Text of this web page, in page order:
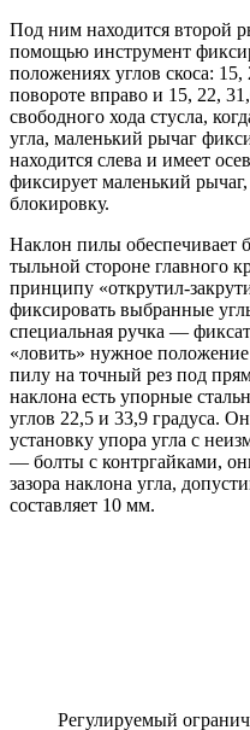
Под ним находится второй
помощью инструмент
положениях углов скоса:
повороте вправо и 15, 22,
свободного хода стусла,
угла, маленький рычаг
находится слева и имеет
фиксирует маленький
блокировку.
Наклон пилы обеспечивает
тыльной стороне главного
принципу «открутил-
фиксировать выбранные
специальная ручка —
«ловить» нужное
пилу на точный рез под
наклона есть упорные
углов 22,5 и 33,9 градуса.
установку упора угла с
— болты с контргайками,
зазора наклона угла,
составляет 10 мм.
Регулируемый